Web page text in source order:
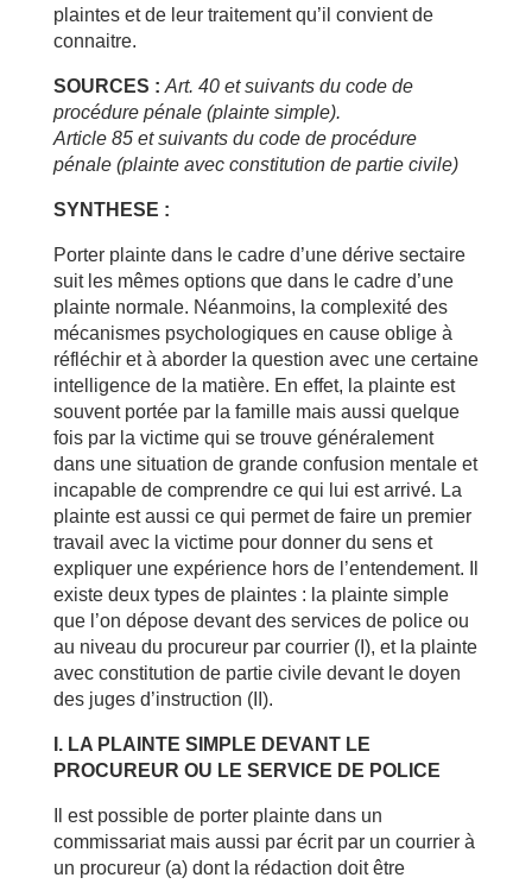
plaintes et de leur traitement qu’il convient de
connaitre.
SOURCES : Art. 40 et suivants du code de
procédure pénale (plainte simple).
Article 85 et suivants du code de procédure
pénale (plainte avec constitution de partie civile)
SYNTHESE :
Porter plainte dans le cadre d’une dérive sectaire
suit les mêmes options que dans le cadre d’une
plainte normale. Néanmoins, la complexité des
mécanismes psychologiques en cause oblige à
réfléchir et à aborder la question avec une certaine
intelligence de la matière. En effet, la plainte est
souvent portée par la famille mais aussi quelque
fois par la victime qui se trouve généralement
dans une situation de grande confusion mentale et
incapable de comprendre ce qui lui est arrivé. La
plainte est aussi ce qui permet de faire un premier
travail avec la victime pour donner du sens et
expliquer une expérience hors de l’entendement. Il
existe deux types de plaintes : la plainte simple
que l’on dépose devant des services de police ou
au niveau du procureur par courrier (I), et la plainte
avec constitution de partie civile devant le doyen
des juges d’instruction (II).
I. LA PLAINTE SIMPLE DEVANT LE
PROCUREUR OU LE SERVICE DE POLICE
Il est possible de porter plainte dans un
commissariat mais aussi par écrit par un courrier à
un procureur (a) dont la rédaction doit être